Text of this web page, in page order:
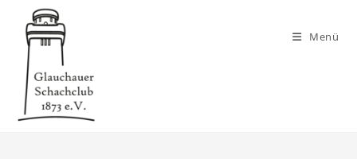
Inhalt
springen
Menü